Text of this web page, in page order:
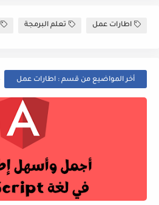
اطارات عمل تعلم البرمجة
أخر المواضيع من قسم : اطارات عمل